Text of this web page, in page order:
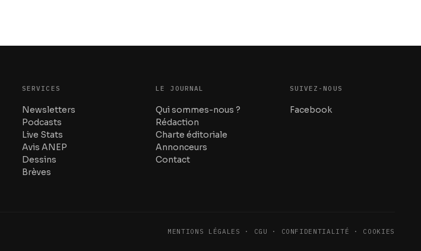
SERVICES
Newsletters
Podcasts
Live Stats
Avis ANEP
Dessins
Brèves
LE JOURNAL
Qui sommes-nous ?
Rédaction
Charte éditoriale
Annonceurs
Contact
SUIVEZ-NOUS
Facebook
MENTIONS LÉGALES · CGU · CONFIDENTIALITÉ · COOKIES